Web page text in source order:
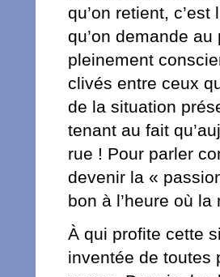
qu’on retient,
qu’on demande
pleinement
clivés entre ceux
de la situation
tenant au fait
rue ! Pour parler
devenir la «
bon à l’heure où
À qui profite cette
inventée de toutes